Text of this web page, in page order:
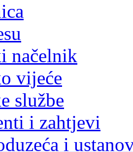
načelnik
vijeće
službe
i zahtjevi
i